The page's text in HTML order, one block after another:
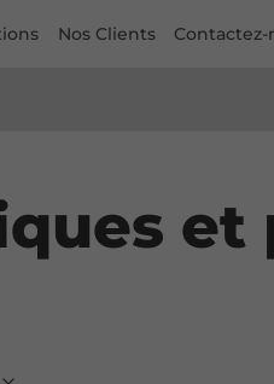
Nos Clients Contactez-
et